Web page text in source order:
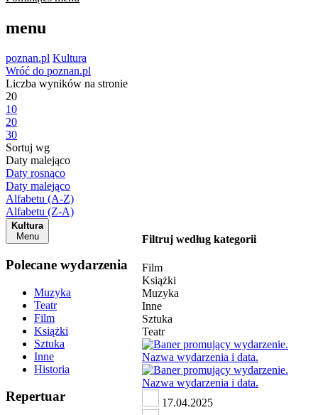
menu
poznan.pl Kultura
Wróć do poznan.pl
Liczba wyników na stronie
20
10
20
30
Sortuj wg
Daty malejąco
Daty rosnąco
Daty malejąco
Alfabetu (A-Z)
Alfabetu (Z-A)
Kultura
Menu
Polecane wydarzenia
Muzyka
Teatr
Film
Książki
Sztuka
Inne
Historia
Repertuar
Filtruj według kategorii
Film
Książki
Muzyka
Inne
Sztuka
Teatr
17.04.2025